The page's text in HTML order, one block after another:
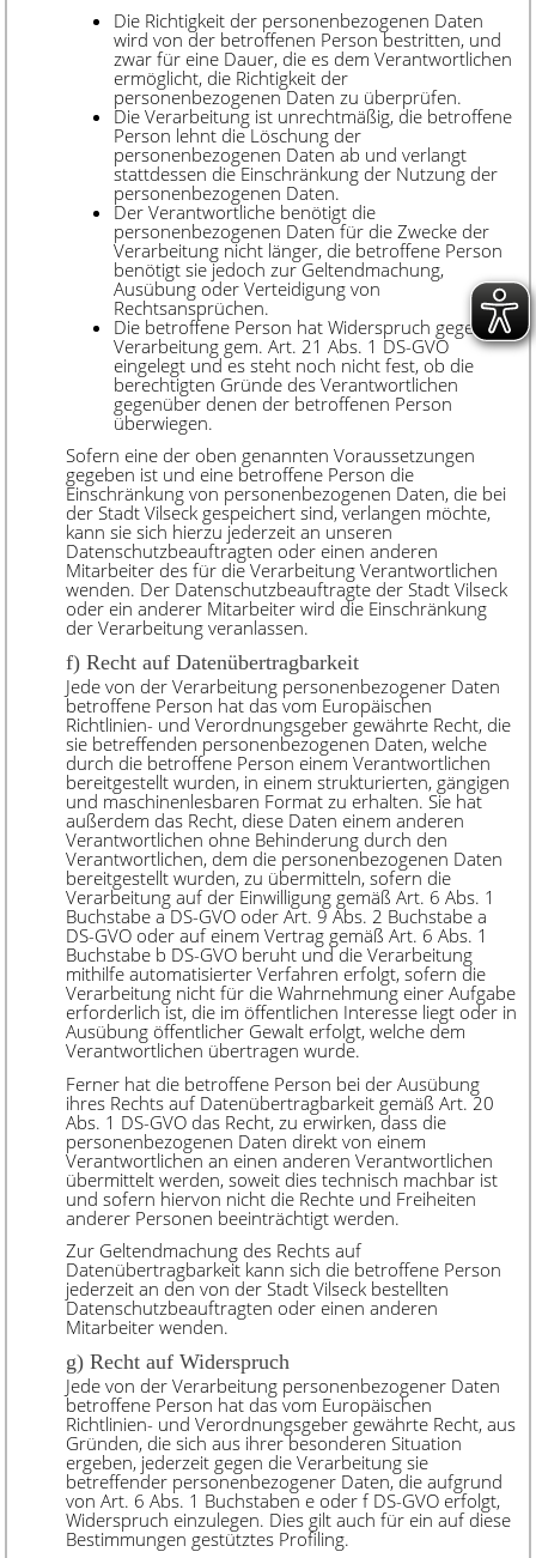
Die Richtigkeit der personenbezogenen Daten
wird von der betroffenen Person bestritten, und
zwar für eine Dauer, die es dem Verantwortlichen
ermöglicht, die Richtigkeit der
personenbezogenen Daten zu überprüfen.
Die Verarbeitung ist unrechtmäßig, die betroffene
Person lehnt die Löschung der
personenbezogenen Daten ab und verlangt
stattdessen die Einschränkung der Nutzung der
personenbezogenen Daten.
Der Verantwortliche benötigt die
personenbezogenen Daten für die Zwecke der
Verarbeitung nicht länger, die betroffene Person
benötigt sie jedoch zur Geltendmachung,
Ausübung oder Verteidigung von
Rechtsansprüchen.
Die betroffene Person hat Widerspruch gegen die
Verarbeitung gem. Art. 21 Abs. 1 DS-GVO
eingelegt und es steht noch nicht fest, ob die
berechtigten Gründe des Verantwortlichen
gegenüber denen der betroffenen Person
überwiegen.
Sofern eine der oben genannten Voraussetzungen
gegeben ist und eine betroffene Person die
Einschränkung von personenbezogenen Daten, die bei
der Stadt Vilseck gespeichert sind, verlangen möchte,
kann sie sich hierzu jederzeit an unseren
Datenschutzbeauftragten oder einen anderen
Mitarbeiter des für die Verarbeitung Verantwortlichen
wenden. Der Datenschutzbeauftragte der Stadt Vilseck
oder ein anderer Mitarbeiter wird die Einschränkung
der Verarbeitung veranlassen.
f) Recht auf Datenübertragbarkeit
Jede von der Verarbeitung personenbezogener Daten
betroffene Person hat das vom Europäischen
Richtlinien- und Verordnungsgeber gewährte Recht, die
sie betreffenden personenbezogenen Daten, welche
durch die betroffene Person einem Verantwortlichen
bereitgestellt wurden, in einem strukturierten, gängigen
und maschinenlesbaren Format zu erhalten. Sie hat
außerdem das Recht, diese Daten einem anderen
Verantwortlichen ohne Behinderung durch den
Verantwortlichen, dem die personenbezogenen Daten
bereitgestellt wurden, zu übermitteln, sofern die
Verarbeitung auf der Einwilligung gemäß Art. 6 Abs. 1
Buchstabe a DS-GVO oder Art. 9 Abs. 2 Buchstabe a
DS-GVO oder auf einem Vertrag gemäß Art. 6 Abs. 1
Buchstabe b DS-GVO beruht und die Verarbeitung
mithilfe automatisierter Verfahren erfolgt, sofern die
Verarbeitung nicht für die Wahrnehmung einer Aufgabe
erforderlich ist, die im öffentlichen Interesse liegt oder in
Ausübung öffentlicher Gewalt erfolgt, welche dem
Verantwortlichen übertragen wurde.
Ferner hat die betroffene Person bei der Ausübung
ihres Rechts auf Datenübertragbarkeit gemäß Art. 20
Abs. 1 DS-GVO das Recht, zu erwirken, dass die
personenbezogenen Daten direkt von einem
Verantwortlichen an einen anderen Verantwortlichen
übermittelt werden, soweit dies technisch machbar ist
und sofern hiervon nicht die Rechte und Freiheiten
anderer Personen beeinträchtigt werden.
Zur Geltendmachung des Rechts auf
Datenübertragbarkeit kann sich die betroffene Person
jederzeit an den von der Stadt Vilseck bestellten
Datenschutzbeauftragten oder einen anderen
Mitarbeiter wenden.
g) Recht auf Widerspruch
Jede von der Verarbeitung personenbezogener Daten
betroffene Person hat das vom Europäischen
Richtlinien- und Verordnungsgeber gewährte Recht, aus
Gründen, die sich aus ihrer besonderen Situation
ergeben, jederzeit gegen die Verarbeitung sie
betreffender personenbezogener Daten, die aufgrund
von Art. 6 Abs. 1 Buchstaben e oder f DS-GVO erfolgt,
Widerspruch einzulegen. Dies gilt auch für ein auf diese
Bestimmungen gestütztes Profiling.